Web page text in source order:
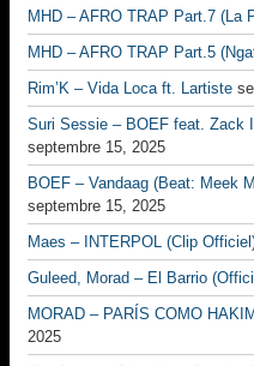
MHD – AFRO TRAP Part.7 (La
MHD – AFRO TRAP Part.5
Rim’K – Vida Loca ft. Lartiste
Suri Sessie – BOEF feat. Zack
septembre 15, 2025
BOEF – Vandaag (Beat: Meek
septembre 15, 2025
Maes – INTERPOL (Clip
Guleed, Morad – El Barrio
MORAD – PARÍS COMO
2025